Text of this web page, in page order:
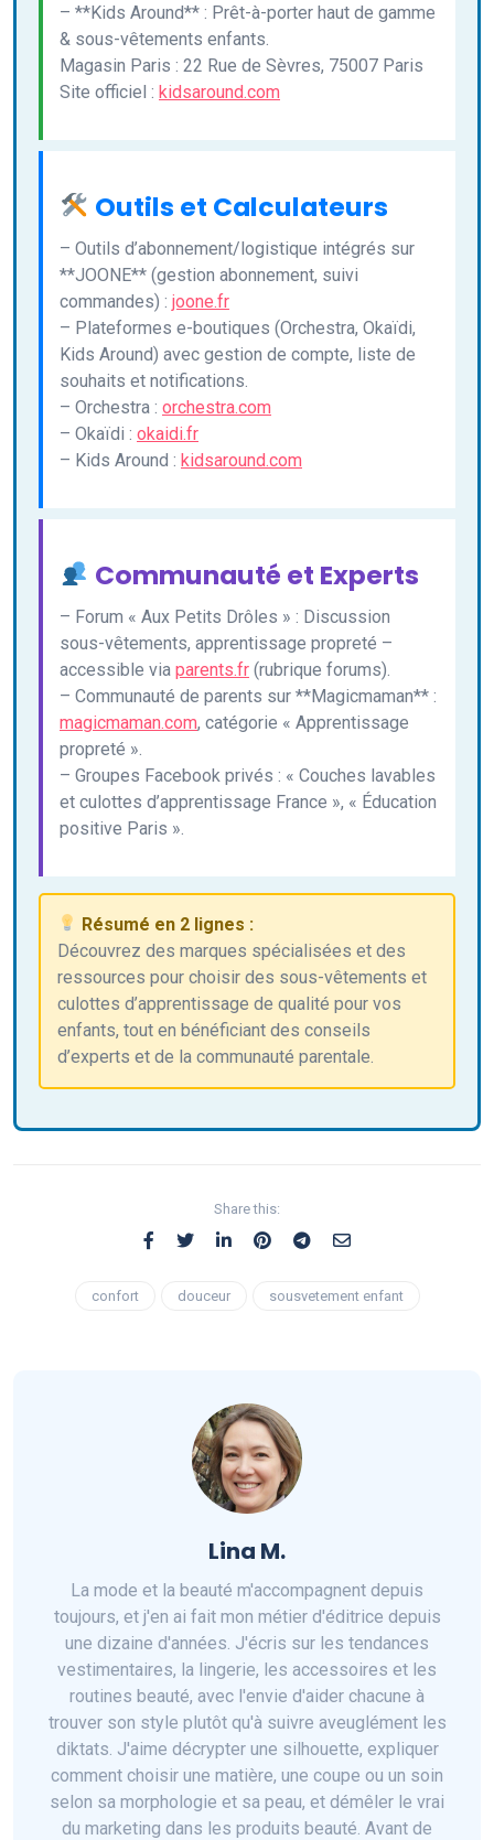
– **Kids Around** : Prêt-à-porter haut de gamme
& sous-vêtements enfants.
Magasin Paris : 22 Rue de Sèvres, 75007 Paris
Site officiel : kidsaround.com
Outils et Calculateurs
– Outils d’abonnement/logistique intégrés sur
**JOONE** (gestion abonnement, suivi
commandes) : joone.fr
– Plateformes e-boutiques (Orchestra, Okaïdi,
Kids Around) avec gestion de compte, liste de
souhaits et notifications.
– Orchestra : orchestra.com
– Okaïdi : okaidi.fr
– Kids Around : kidsaround.com
Communauté et Experts
– Forum « Aux Petits Drôles » : Discussion
sous-vêtements, apprentissage propreté –
accessible via parents.fr (rubrique forums).
– Communauté de parents sur **Magicmaman** :
magicmaman.com, catégorie « Apprentissage
propreté ».
– Groupes Facebook privés : « Couches lavables
et culottes d’apprentissage France », « Éducation
positive Paris ».
Résumé en 2 lignes :
Découvrez des marques spécialisées et des
ressources pour choisir des sous-vêtements et
culottes d’apprentissage de qualité pour vos
enfants, tout en bénéficiant des conseils
d’experts et de la communauté parentale.
Share this:
confort douceur sousvetement enfant
Lina M.
La mode et la beauté m'accompagnent depuis
toujours, et j'en ai fait mon métier d'éditrice depuis
une dizaine d'années. J'écris sur les tendances
vestimentaires, la lingerie, les accessoires et les
routines beauté, avec l'envie d'aider chacune à
trouver son style plutôt qu'à suivre aveuglément les
diktats. J'aime décrypter une silhouette, expliquer
comment choisir une matière, une coupe ou un soin
selon sa morphologie et sa peau, et démêler le vrai
du marketing dans les produits beauté. Avant de